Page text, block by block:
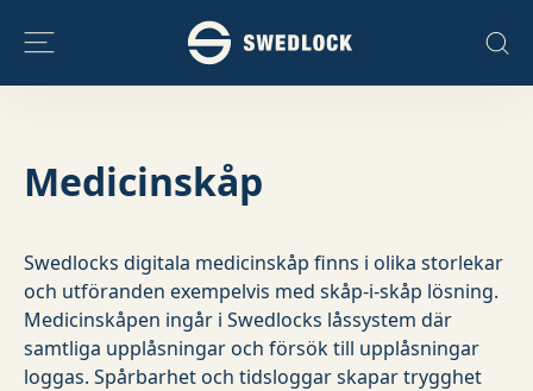
Medicinskåp
Swedlocks digitala medicinskåp finns i olika storlekar
och utföranden exempelvis med skåp-i-skåp lösning.
Medicinskåpen ingår i Swedlocks låssystem där
samtliga upplåsningar och försök till upplåsningar
loggas. Spårbarhet och tidsloggar skapar trygghet